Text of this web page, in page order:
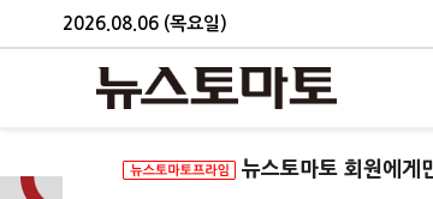
2026.08.06 (목요일)
뉴스토마토 회원에게